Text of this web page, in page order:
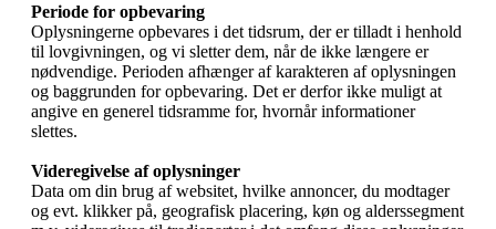
Periode for opbevaring
Oplysningerne opbevares i det tidsrum, der er tilladt i henhold
til lovgivningen, og vi sletter dem, når de ikke længere er
nødvendige. Perioden afhænger af karakteren af oplysningen
og baggrunden for opbevaring. Det er derfor ikke muligt at
angive en generel tidsramme for, hvornår informationer
slettes.
Videregivelse af oplysninger
Data om din brug af websitet, hvilke annoncer, du modtager
og evt. klikker på, geografisk placering, køn og alderssegment